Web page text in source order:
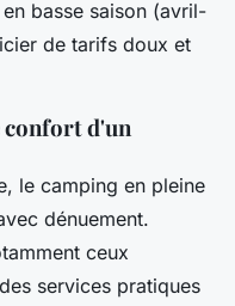
basse saison (avril-
de tarifs doux et
confort d'un
le camping en pleine
dénuement.
ceux
services pratiques